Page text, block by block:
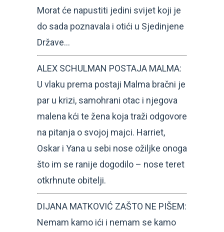
Morat će napustiti jedini svijet koji je
do sada poznavala i otići u Sjedinjene
Države…
ALEX SCHULMAN POSTAJA MALMA:
U vlaku prema postaji Malma bračni je
par u krizi, samohrani otac i njegova
malena kći te žena koja traži odgovore
na pitanja o svojoj majci. Harriet,
Oskar i Yana u sebi nose ožiljke onoga
što im se ranije dogodilo – nose teret
otkrhnute obitelji.
DIJANA MATKOVIĆ ZAŠTO NE PIŠEM:
Nemam kamo ići i nemam se kamo